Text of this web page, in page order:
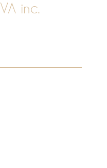
IVA inc.